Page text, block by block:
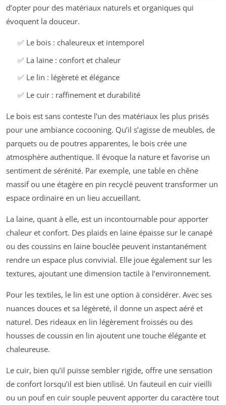
d’opter pour des matériaux naturels et organiques qui
évoquent la douceur.
✅ Le bois : chaleureux et intemporel
✅ La laine : confort et chaleur
✅ Le lin : légèreté et élégance
✅ Le cuir : raffinement et durabilité
Le bois est sans conteste l’un des matériaux les plus prisés
pour une ambiance cocooning. Qu’il s’agisse de meubles, de
parquets ou de poutres apparentes, le bois crée une
atmosphère authentique. Il évoque la nature et favorise un
sentiment de sérénité. Par exemple, une table en chêne
massif ou une étagère en pin recyclé peuvent transformer un
espace ordinaire en un lieu accueillant.
La laine, quant à elle, est un incontournable pour apporter
chaleur et confort. Des plaids en laine épaisse sur le canapé
ou des coussins en laine bouclée peuvent instantanément
rendre un espace plus convivial. Elle joue également sur les
textures, ajoutant une dimension tactile à l’environnement.
Pour les textiles, le lin est une option à considérer. Avec ses
nuances douces et sa légèreté, il donne un aspect aéré et
naturel. Des rideaux en lin légèrement froissés ou des
housses de coussin en lin ajoutent une touche élégante et
chaleureuse.
Le cuir, bien qu’il puisse sembler rigide, offre une sensation
de confort lorsqu’il est bien utilisé. Un fauteuil en cuir vieilli
ou un pouf en cuir souple peuvent apporter du caractère tout